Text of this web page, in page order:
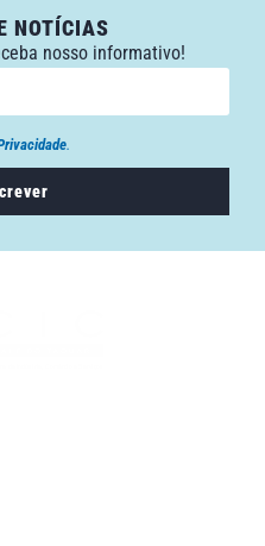
NOTÍCIAS
nosso informativo!
.
surgiu em 2005, para
ter um organismo que fosse o
sexta, das 9h às 18h.